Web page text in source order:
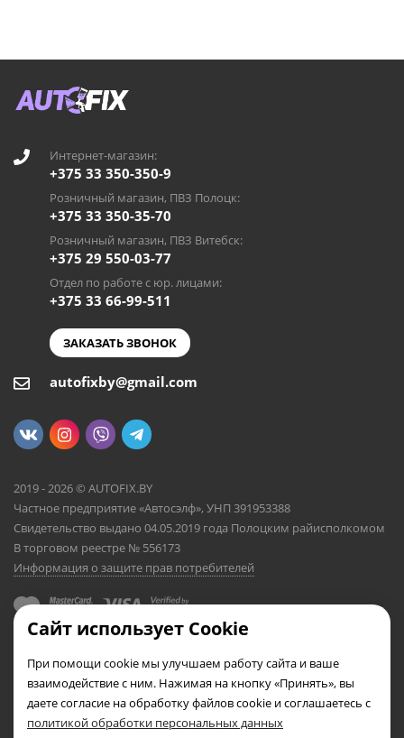
Интернет-магазин:
+375 33 350-350-9
Розничный магазин, ПВЗ Полоцк:
+375 33 350-35-70
Розничный магазин, ПВЗ Витебск:
+375 29 550-03-77
Отдел по работе с юр. лицами:
+375 33 66-99-511
ЗАКАЗАТЬ ЗВОНОК
autofixby@gmail.com
2019 - 2026 © AUTOFIX.BY
Частное предприятие «Автосэлф», УНП 391953388
Свидетельство выдано 04.05.2019 года Полоцким райисполкомом
В торговом реестре № 556173
Информация о защите прав потребителей
Сайт использует Cookie
При помощи cookie мы улучшаем работу сайта и ваше
взаимодействие с ним. Нажимая на кнопку «Принять», вы
даете согласие на обработку файлов cookie и соглашаетесь с
политикой обработки персональных данных